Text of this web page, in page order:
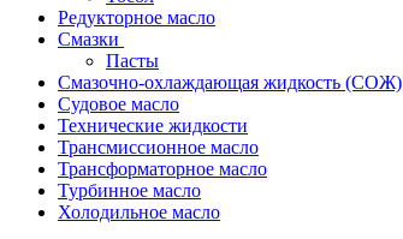
Редукторное масло
Смазки
Пасты
Смазочно-охлаждающая жидкость (СОЖ)
Судовое масло
Технические жидкости
Трансмиссионное масло
Трансформаторное масло
Турбинное масло
Холодильное масло